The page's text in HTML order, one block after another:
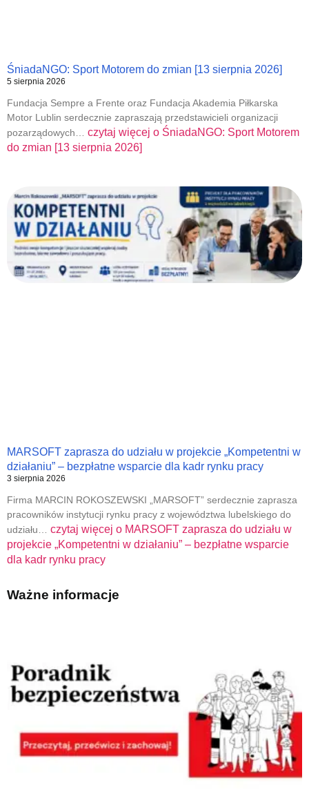
ŚniadaNGO: Sport Motorem do zmian [13 sierpnia 2026]
5 sierpnia 2026
Fundacja Sempre a Frente oraz Fundacja Akademia Piłkarska
Motor Lublin serdecznie zapraszają przedstawicieli organizacji
pozarządowych… czytaj więcej o ŚniadaNGO: Sport Motorem
do zmian [13 sierpnia 2026]
MARSOFT zaprasza do udziału w projekcie „Kompetentni w
działaniu” – bezpłatne wsparcie dla kadr rynku pracy
3 sierpnia 2026
Firma MARCIN ROKOSZEWSKI „MARSOFT” serdecznie zaprasza
pracowników instytucji rynku pracy z województwa lubelskiego do
udziału… czytaj więcej o MARSOFT zaprasza do udziału w
projekcie „Kompetentni w działaniu” – bezpłatne wsparcie
dla kadr rynku pracy
Ważne informacje